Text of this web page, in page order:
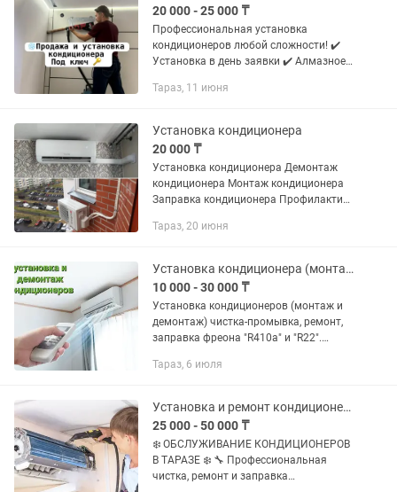
20 000 - 25 000 ₸
Профессиональная установка
кондиционеров любой сложности! ✔️
Установка в день заявки ✔️ Алмазное
шума ✔️ Опыт работы более 8 лет ✔️
Тараз, 11 июня
Установка кондиционера
20 000 ₸
Установка кондиционера Демонтаж
кондиционера Монтаж кондиционера
Заправка кондиционера Профилактика
Обслуживание.
Тараз, 20 июня
Установка кондиционера (монтаж и демонтаж)
10 000 - 30 000 ₸
Установка кондиционеров (монтаж и
демонтаж) чистка-промывка, ремонт,
заправка фреона "R410a" и "R22".
Тараз, 6 июля
Установка и ремонт кондиционеров
25 000 - 50 000 ₸
❄️ ОБСЛУЖИВАНИЕ КОНДИЦИОНЕРОВ
В ТАРАЗЕ ❄️ 🔧 Профессиональная
чистка, ремонт и заправка